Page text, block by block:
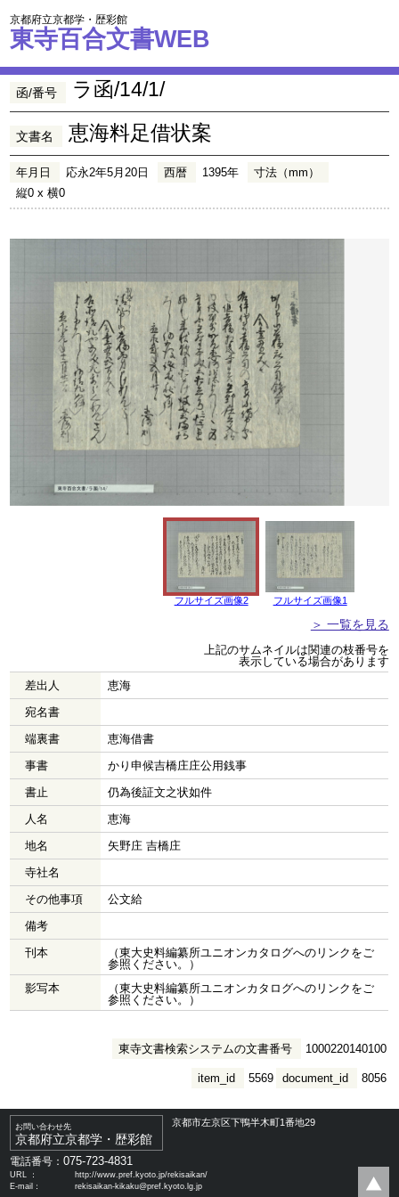
京都府立京都学・歴彩館
東寺百合文書WEB
函/番号 ラ函/14/1/
文書名 恵海料足借状案
年月日 応永2年5月20日 西暦 1395年
寸法（mm）
縦0 x 横0
フルサイズ画像2 フルサイズ画像1
＞ 一覧を見る
上記のサムネイルは関連の枝番号を
表示している場合があります
差出人
恵海
宛名書
端裏書
恵海借書
事書
かり申候吉橋庄庄公用銭事
書止
仍為後証文之状如件
人名
恵海
地名
矢野庄 吉橋庄
寺社名
その他事項
公文給
備考
刊本
（東大史料編纂所ユニオンカタログへのリンクをご
参照ください。）
影写本
（東大史料編纂所ユニオンカタログへのリンクをご
参照ください。）
東寺文書検索システムの文書番号 1000220140100
document_id 8056
item_id 5569
お問い合わせ先
京都府立京都学・歴彩館
京都市左京区下鴨半木町1番地29
電話番号：075-723-4831
URL ：
http://www.pref.kyoto.jp/rekisaikan/
E-mail：
rekisaikan-kikaku@pref.kyoto.lg.jp